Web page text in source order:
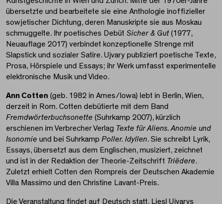
übersetzte und bearbeitete sie eine Anthologie inoffizieller
sowjetischer Dichtung, deren Manuskripte sie aus Moskau
schmuggelte. Ihr poetisches Debüt Sicher & Gut(1977,
Neuauflage 2017) verbindet konzeptionelle Strenge mit
Slapstick und sozialer Satire. Ujvary publiziert poetische Texte,
Prosa, Hörspiele und Essays; ihr Werk umfasst experimentelle
elektronische Musik und Video.
Ann Cotten (geb. 1982 in Ames/Iowa) lebt in Berlin, Wien,
derzeit in Rom. Cotten debütierte mit dem Band
Fremdwörterbuchsonette (Suhrkamp 2007), kürzlich
erschienen im Verbrecher Verlag Texte für Aliens. Anomie und
Isonomie und bei Suhrkamp Poller. Idyllen. Sie schreibt Lyrik,
Essays, übersetzt aus dem Englischen, musiziert, zeichnet
und ist in der Redaktion der Theorie-Zeitschrift Triëdere.
Zuletzt erhielt Cotten den Rompreis der Deutschen Akademie
Villa Massimo und den Christine Lavant-Preis.
Die Veranstaltung findet auf Deutsch statt. Liesl Ujvarys